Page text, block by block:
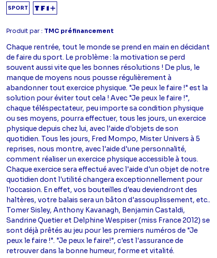
SPORT
Produit par : TMC préfinancement
Chaque rentrée, tout le monde se prend en main en décidant
de faire du sport. Le problème : la motivation se perd
souvent aussi vite que les bonnes résolutions ! De plus, le
manque de moyens nous pousse régulièrement à
abandonner tout exercice physique. "Je peux le faire !" est la
solution pour éviter tout cela ! Avec "Je peux le faire !",
chaque téléspectateur, peu importe sa condition physique
ou ses moyens, pourra effectuer, tous les jours, un exercice
physique depuis chez lui, avec l'aide d'objets de son
quotidien. Tous les jours, Fred Mompo, Mister Univers à 5
reprises, nous montre, avec l'aide d'une personnalité,
comment réaliser un exercice physique accessible à tous.
Chaque exercice sera effectué avec l'aide d'un objet de notre
quotidien dont l'utilité changera exceptionnellement pour
l'occasion. En effet, vos bouteilles d'eau deviendront des
haltères, votre balais sera un bâton d'assouplissement, etc..
Tomer Sisley, Anthony Kavanagh, Benjamin Castaldi,
Sandrine Quetier et Delphine Wespiser (miss France 2012) se
sont déjà prêtés au jeu pour les premiers numéros de "Je
peux le faire !". "Je peux le faire!", c'est l'assurance de
retrouver dans la bonne humeur, forme et vitalité.